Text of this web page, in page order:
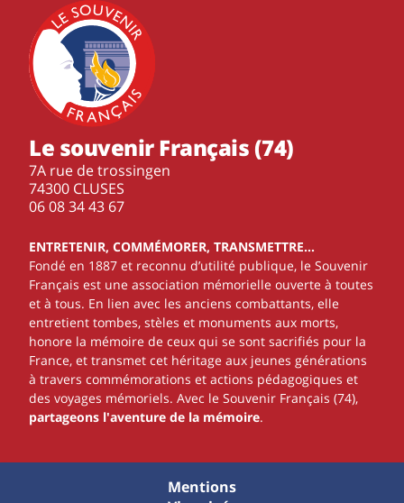
Le souvenir Français (74)
7A rue de trossingen
74300 CLUSES
‭06 08 34 43 67‬
ENTRETENIR, COMMÉMORER, TRANSMETTRE…
Fondé en 1887 et reconnu d’utilité publique, le Souvenir
Français est une association mémorielle ouverte à toutes
et à tous. En lien avec les anciens combattants, elle
entretient tombes, stèles et monuments aux morts,
honore la mémoire de ceux qui se sont sacrifiés pour la
France, et transmet cet héritage aux jeunes générations
à travers commémorations et actions pédagogiques et
des voyages mémoriels. Avec le Souvenir Français (74),
partageons l'aventure de la mémoire.
Mentions